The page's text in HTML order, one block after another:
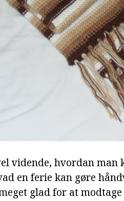
vidende, hvordan man
en ferie kan gøre
glad for at modtage